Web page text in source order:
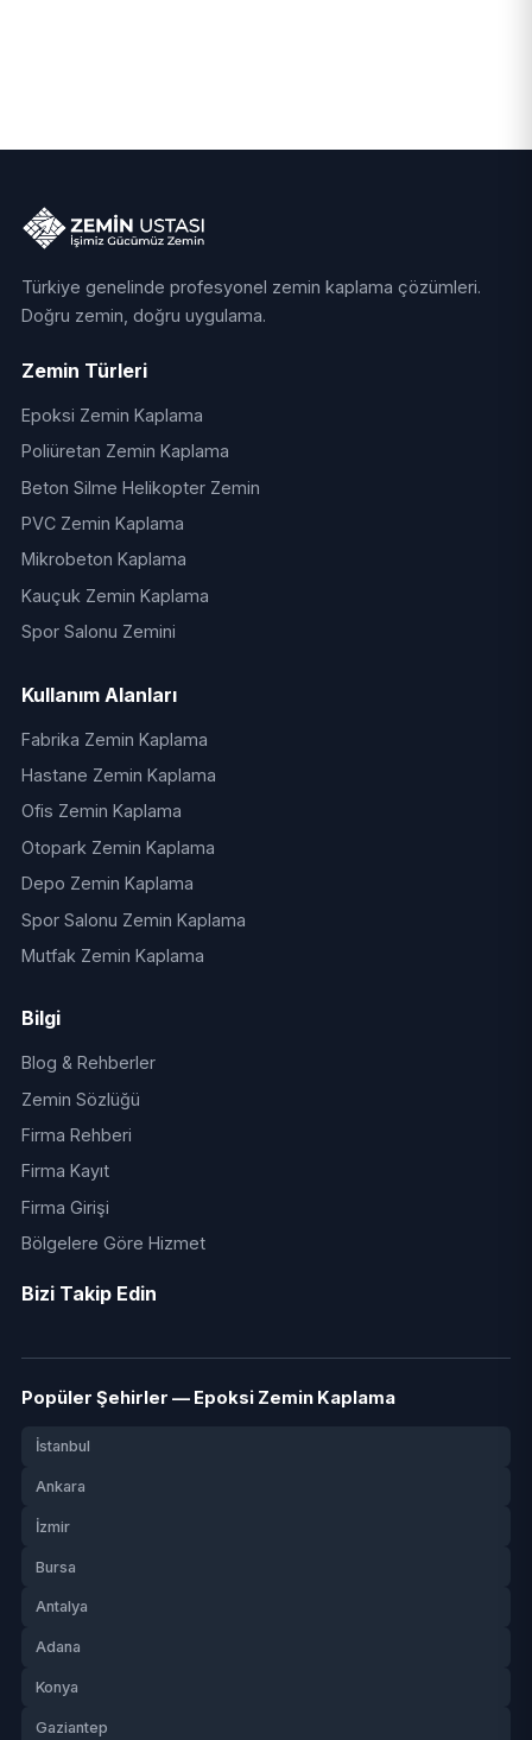
Türkiye genelinde profesyonel zemin kaplama çözümleri.
Doğru zemin, doğru uygulama.
Zemin Türleri
Epoksi Zemin Kaplama
Poliüretan Zemin Kaplama
Beton Silme Helikopter Zemin
PVC Zemin Kaplama
Mikrobeton Kaplama
Kauçuk Zemin Kaplama
Spor Salonu Zemini
Kullanım Alanları
Fabrika Zemin Kaplama
Hastane Zemin Kaplama
Ofis Zemin Kaplama
Otopark Zemin Kaplama
Depo Zemin Kaplama
Spor Salonu Zemin Kaplama
Mutfak Zemin Kaplama
Bilgi
Blog & Rehberler
Zemin Sözlüğü
Firma Rehberi
Firma Kayıt
Firma Girişi
Bölgelere Göre Hizmet
Bizi Takip Edin
Popüler Şehirler — Epoksi Zemin Kaplama
İstanbul
Ankara
İzmir
Bursa
Antalya
Adana
Konya
Gaziantep